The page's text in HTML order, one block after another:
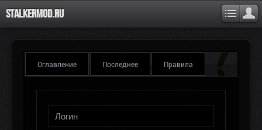
Stalkermod.ru
Оглавление Последнее Правила